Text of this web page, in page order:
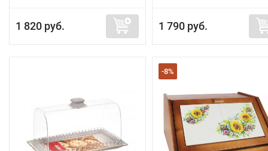
1 820 руб. 1 790 руб.
-8%